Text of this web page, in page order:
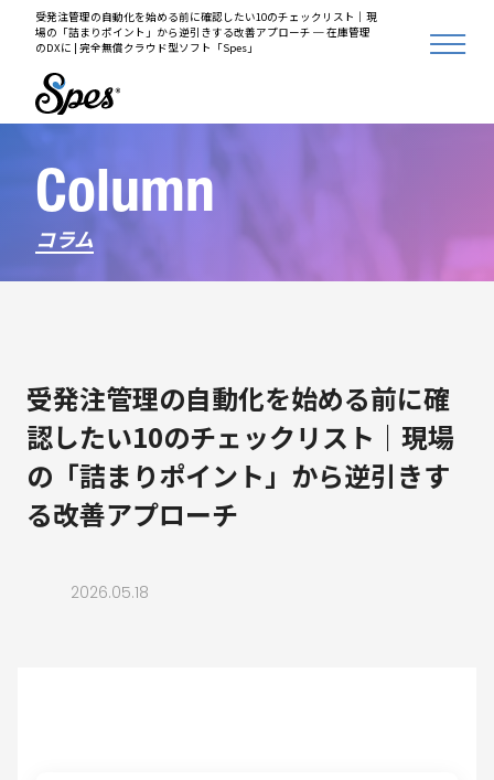
受発注管理の自動化を始める前に確認したい10のチェックリスト｜現
場の「詰まりポイント」から逆引きする改善アプローチ ─ 在庫管理
のDXに | 完全無償クラウド型ソフト「Spes」
Column
コラム
受発注管理の自動化を始める前に確
認したい10のチェックリスト｜現場
の「詰まりポイント」から逆引きす
る改善アプローチ
2026.05.18